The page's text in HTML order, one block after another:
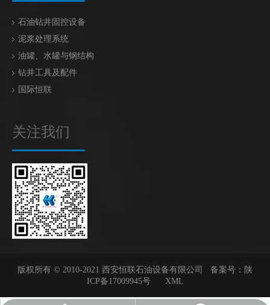
石油钻井固控设备
泥浆处理系统
油罐、水罐与钢结构
钻井工具及配件
国际恒联
关注我们
版权所有 © 2010-2021 西安恒联石油设备有限公司 备案号： 陕
ICP备17009945号
XML